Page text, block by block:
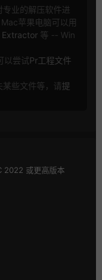
业的解压软件进
Mac苹果电脑可以用
Extractor 等 -- Win
以尝试Pr工程文件
些文件等，请提
2022 或更高版本